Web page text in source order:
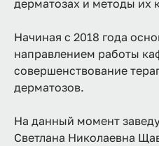
дерматозах и методы их
Начиная с 2018 года
направлением работы
совершенствование
дерматозов.
На данный момент
Светлана Николаевна